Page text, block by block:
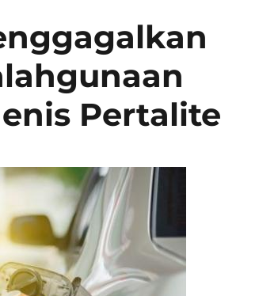
Pertalite